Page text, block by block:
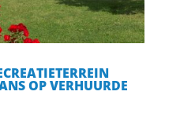
OP VERHUURDE